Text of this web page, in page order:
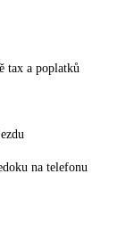
tax a poplatků
na telefonu